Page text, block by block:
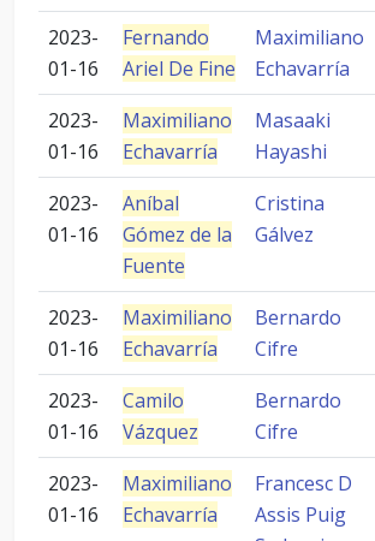
2023-
01-16
Fernando
Ariel De Fine
Maximiliano
Echavarría
2023-
01-16
Maximiliano
Echavarría
Masaaki
Hayashi
2023-
01-16
Aníbal
Gómez de la
Fuente
Cristina
Gálvez
2023-
01-16
Maximiliano
Echavarría
Bernardo
Cifre
2023-
01-16
Camilo
Vázquez
Bernardo
Cifre
2023-
01-16
Maximiliano
Echavarría
Francesc D
Assis Puig